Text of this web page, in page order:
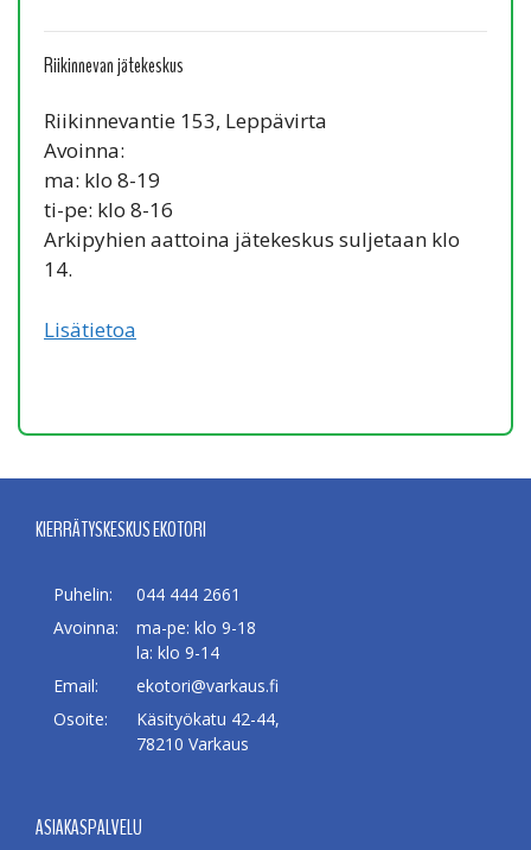
Riikinnevan jätekeskus
Riikinnevantie 153, Leppävirta
Avoinna:
ma: klo 8-19
ti-pe: klo 8-16
Arkipyhien aattoina jätekeskus suljetaan klo
14.
Lisätietoa
KIERRÄTYSKESKUS EKOTORI
Puhelin:
044 444 2661
Avoinna:
ma-pe: klo 9-18
la: klo 9-14
Email:
ekotori@varkaus.fi
Osoite:
Käsityökatu 42-44,
78210 Varkaus
ASIAKASPALVELU